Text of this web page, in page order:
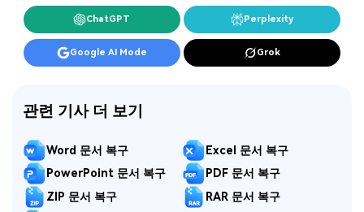
ChatGPT Perplexity
Google AI Mode Grok
관련 기사 더 보기
Word 문서 복구
Excel 문서 복구
PowerPoint 문서 복구
PDF 문서 복구
ZIP 문서 복구
RAR 문서 복구